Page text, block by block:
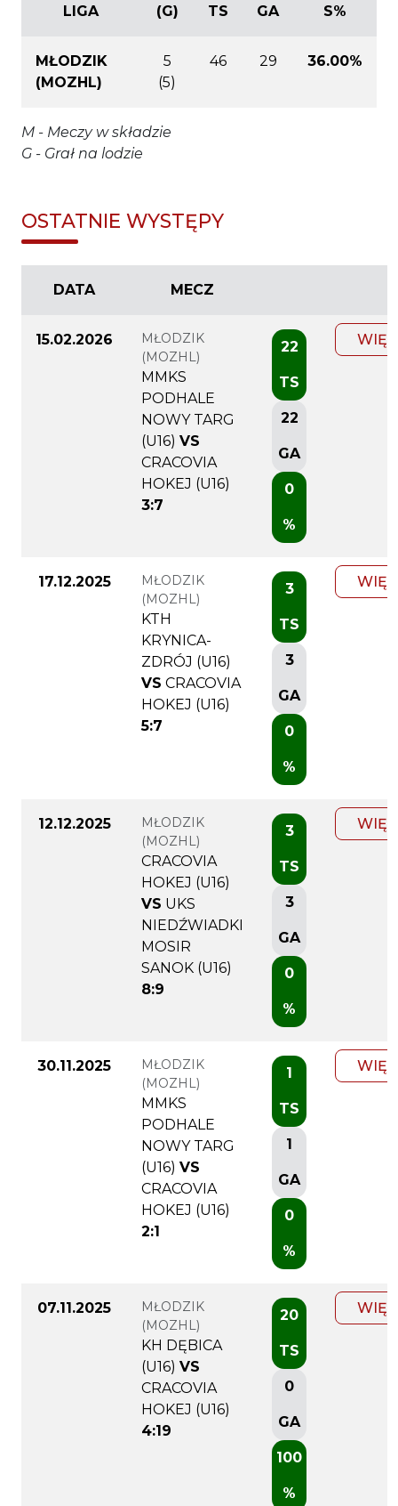
LIGA
(G)
TS GA S%
MŁODZIK
(MOZHL)
5
(5)
46 29 36.00%
M - Meczy w składzie
G - Grał na lodzie
OSTATNIE WYSTĘPY
DATA MECZ
15.02.2026
MŁODZIK
(MOZHL)
MMKS
PODHALE
NOWY TARG
(U16) VS
CRACOVIA
HOKEJ (U16)
3:7
22
TS
22
GA
0
%
17.12.2025
MŁODZIK
(MOZHL)
KTH
KRYNICA-
ZDRÓJ (U16)
VS CRACOVIA
HOKEJ (U16)
5:7
3
TS
3
GA
0
%
12.12.2025
MŁODZIK
(MOZHL)
CRACOVIA
HOKEJ (U16)
VS UKS
NIEDŹWIADKI
MOSIR
SANOK (U16)
8:9
3
TS
3
GA
0
%
30.11.2025
MŁODZIK
(MOZHL)
MMKS
PODHALE
NOWY TARG
(U16) VS
CRACOVIA
HOKEJ (U16)
2:1
1
TS
1
GA
0
%
07.11.2025
MŁODZIK
(MOZHL)
KH DĘBICA
(U16) VS
CRACOVIA
HOKEJ (U16)
4:19
20
TS
0
GA
100
%